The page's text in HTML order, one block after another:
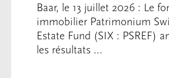
Baar, le 13 juillet 2026 : Le
immobilier Patrimonium
Estate Fund (SIX : PSREF)
les résultats ...